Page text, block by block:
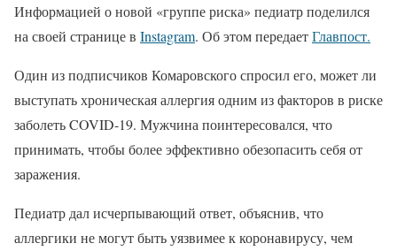
Информацией о новой «группе риска» педиатр поделился
на своей странице в Instagram. Об этом передаетГлавпост.
Один из подписчиков Комаровского спросил его, может ли
выступать хроническая аллергия одним из факторов в риске
заболеть COVID-19. Мужчина поинтересовался, что
принимать, чтобы более эффективно обезопасить себя от
заражения.
Педиатр дал исчерпывающий ответ, объяснив, что
аллергики не могут быть уязвимее к коронавирусу, чем